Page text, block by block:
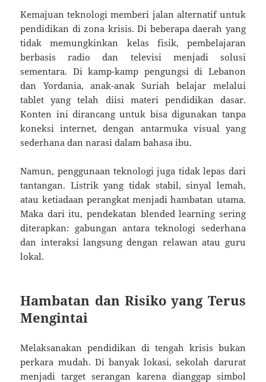
Kemajuan teknologi memberi jalan alternatif untuk
pendidikan di zona krisis. Di beberapa daerah yang
tidak memungkinkan kelas fisik, pembelajaran
berbasis radio dan televisi menjadi solusi
sementara. Di kamp-kamp pengungsi di Lebanon
dan Yordania, anak-anak Suriah belajar melalui
tablet yang telah diisi materi pendidikan dasar.
Konten ini dirancang untuk bisa digunakan tanpa
koneksi internet, dengan antarmuka visual yang
sederhana dan narasi dalam bahasa ibu.
Namun, penggunaan teknologi juga tidak lepas dari
tantangan. Listrik yang tidak stabil, sinyal lemah,
atau ketiadaan perangkat menjadi hambatan utama.
Maka dari itu, pendekatan blended learning sering
diterapkan: gabungan antara teknologi sederhana
dan interaksi langsung dengan relawan atau guru
lokal.
Hambatan dan Risiko yang Terus
Mengintai
Melaksanakan pendidikan di tengah krisis bukan
perkara mudah. Di banyak lokasi, sekolah darurat
menjadi target serangan karena dianggap simbol